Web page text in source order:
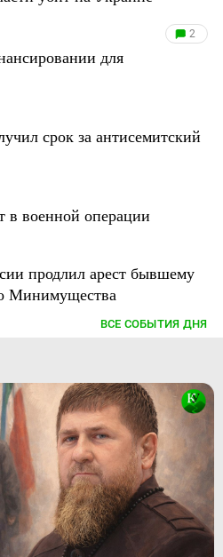
2
для
срок за антисемитский
в военной операции
продлил арест бывшему
Минимущества
ВСЕ СОБЫТИЯ ДНЯ